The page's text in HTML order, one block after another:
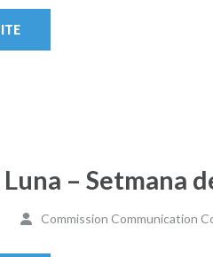
– Setmana
Commission Communication